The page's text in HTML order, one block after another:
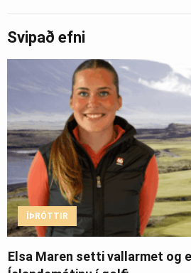
Svipað efni
ÍÞRÓTTIR
Elsa Maren setti vallarmet og